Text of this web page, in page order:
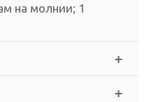
на молнии; 1